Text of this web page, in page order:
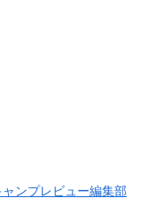
ンプレビュー編集部